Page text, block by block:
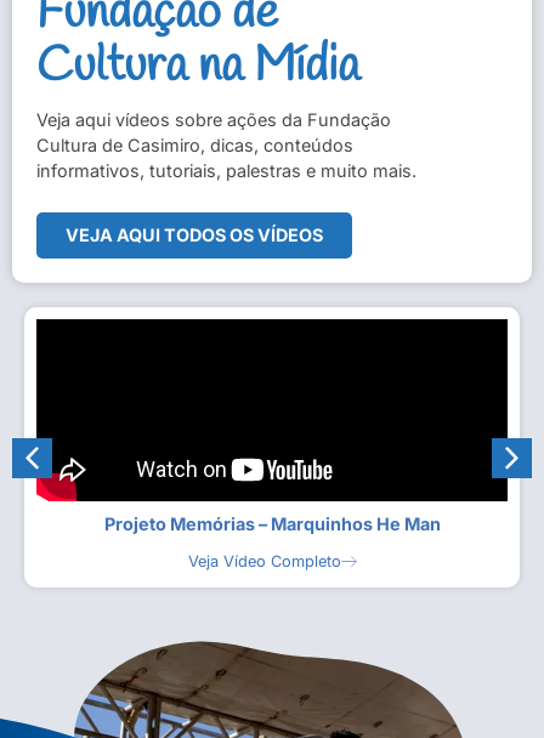
Fundação de
Cultura na Mídia
Veja aqui vídeos sobre ações da Fundação
Cultura de Casimiro, dicas, conteúdos
informativos, tutoriais, palestras e muito mais.
VEJA AQUI TODOS OS VÍDEOS
Projeto Memórias – Marquinhos He Man
Veja Vídeo Completo